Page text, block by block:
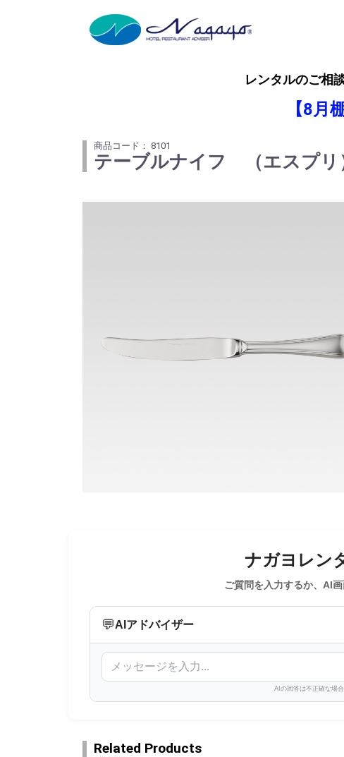
レンタルのご相
【8月
商品コード： 8101
テーブルナイフ （エスプリ
ナガヨレン
ご質問を入力するか、AI
💬AIアドバイザー
AIの回答は不正確な場
Related Products